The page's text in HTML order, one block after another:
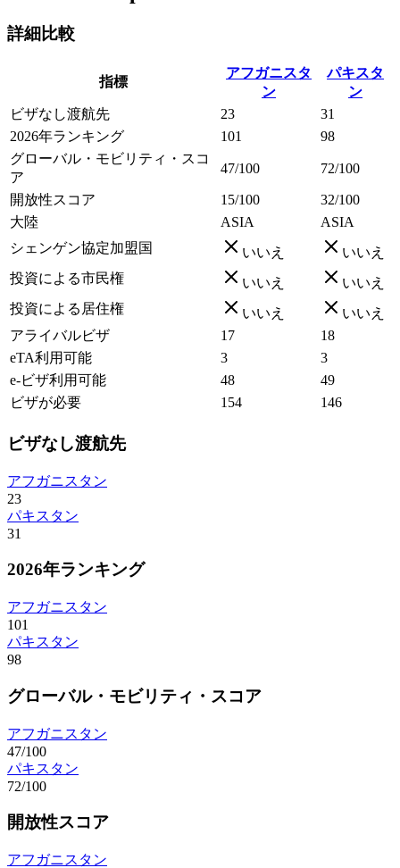
詳細比較
指標
アフガニスタ
ン
パキスタ
ン
ビザなし渡航先
23
31
2026年ランキング
101
98
グローバル・モビリティ・スコ
ア
47/100 72/100
開放性スコア 15/100
32/100
大陸
ASIA
ASIA
シェンゲン協定加盟国
いいえ
いいえ
投資による市民権
いいえ
いいえ
投資による居住権
いいえ
いいえ
アライバルビザ
17
18
eTA利用可能
3
3
e-ビザ利用可能
48
49
ビザが必要
154 146
ビザなし渡航先
アフガニスタン
23
パキスタン
31
2026年ランキング
アフガニスタン
101
パキスタン
98
グローバル・モビリティ・スコア
アフガニスタン
47/100
パキスタン
72/100
開放性スコア
アフガニスタン